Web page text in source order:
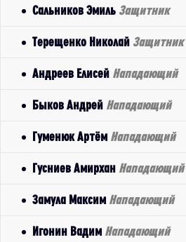
Сальников Эмиль Защитник
Терещенко Николай Защитник
Андреев Елисей Нападающий
Быков Андрей Нападающий
Гуменюк Артём Нападающий
Гусниев Амирхан Нападающий
Замула Максим Нападающий
Игонин Вадим Нападающий